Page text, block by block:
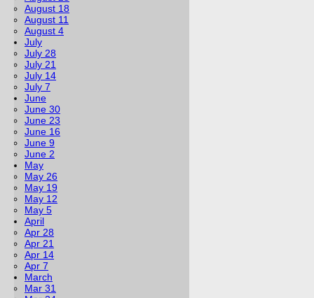
August 18
August 11
August 4
July
July 28
July 21
July 14
July 7
June
June 30
June 23
June 16
June 9
June 2
May
May 26
May 19
May 12
May 5
April
Apr 28
Apr 21
Apr 14
Apr 7
March
Mar 31